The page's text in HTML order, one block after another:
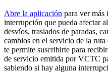
Abre la aplicación para ver más
interrupción que pueda afectar
desvíos, traslados de paradas,
cambios en el servicio de la ruta
te permite suscribirte para
de servicio emitida por VCTC
sabiendo si hay alguna